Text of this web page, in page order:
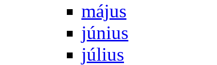
má­jus
jú­ni­us
jú­li­us